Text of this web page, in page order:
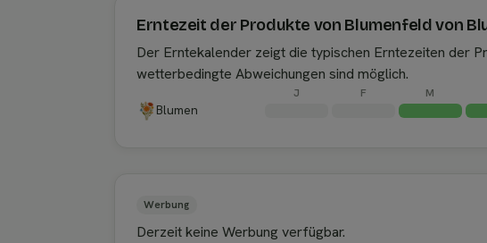
Erntezeit der Produkte von Blumenfeld von
Der Erntekalender zeigt die typischen Erntezeiten der
wetterbedingte Abweichungen sind möglich.
J F M
Blumen
Werbung
Derzeit keine Werbung verfügbar.